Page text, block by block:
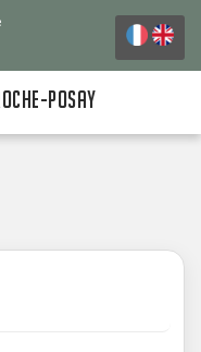
POSAY